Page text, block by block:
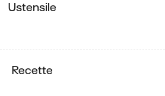
ustensile
recette